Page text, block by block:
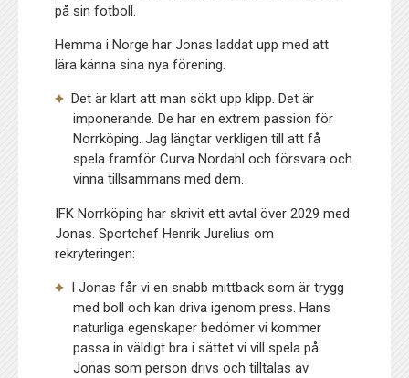
på sin fotboll.
Hemma i Norge har Jonas laddat upp med att
lära känna sina nya förening.
Det är klart att man sökt upp klipp. Det är
imponerande. De har en extrem passion för
Norrköping. Jag längtar verkligen till att få
spela framför Curva Nordahl och försvara och
vinna tillsammans med dem.
IFK Norrköping har skrivit ett avtal över 2029 med
Jonas. Sportchef Henrik Jurelius om
rekryteringen:
I Jonas får vi en snabb mittback som är trygg
med boll och kan driva igenom press. Hans
naturliga egenskaper bedömer vi kommer
passa in väldigt bra i sättet vi vill spela på.
Jonas som person drivs och tilltalas av